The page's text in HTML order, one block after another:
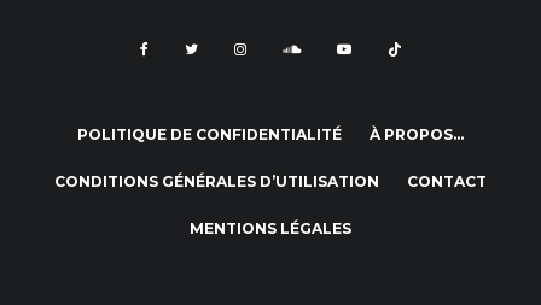
POLITIQUE DE CONFIDENTIALITÉ À PROPOS…
CONDITIONS GÉNÉRALES D’UTILISATION CONTACT
MENTIONS LÉGALES